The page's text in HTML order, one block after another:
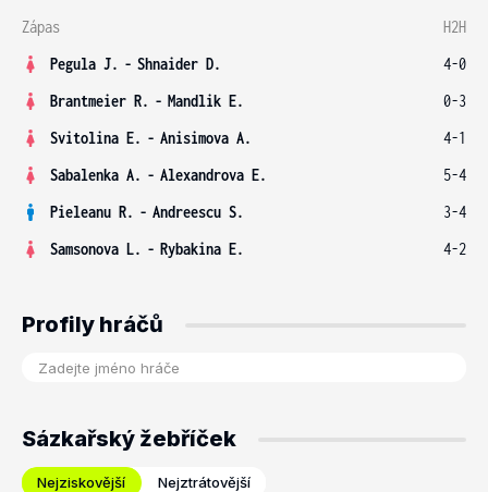
Zápas
H2H
Pegula J. - Shnaider D.
4-0
Brantmeier R. - Mandlik E.
0-3
Svitolina E. - Anisimova A.
4-1
Sabalenka A. - Alexandrova E.
5-4
Pieleanu R. - Andreescu S.
3-4
Samsonova L. - Rybakina E. 4-2
Profily hráčů
Sázkařský žebříček
Nejziskovější Nejztrátovější